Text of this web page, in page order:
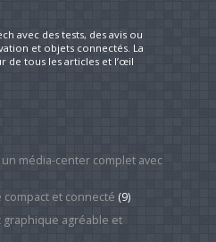
avec des tests, des avis ou
et objets connectés. La
de tous les articles et l’œil
média-center complet avec
compact et connecté (9)
graphique agréable et